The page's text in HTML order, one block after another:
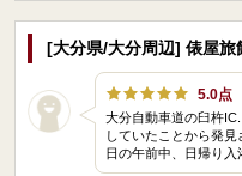
[大分県/大分周辺] 俵屋旅
5.0点
大分自動車道の臼杵
していたことから発
日の午前中、日帰り入